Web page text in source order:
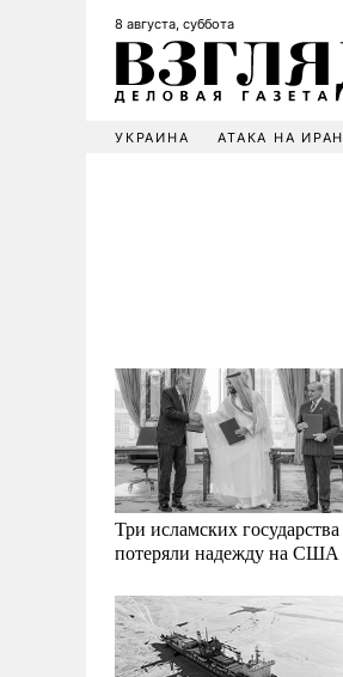
8 августа, суббота
УКРАИНА АТАКА НА ИРАН
Три исламских государства
потеряли надежду на США